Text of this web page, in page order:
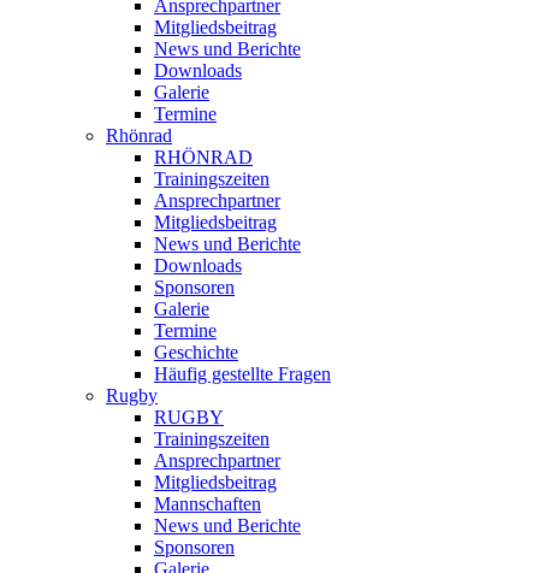
Ansprechpartner
Mitgliedsbeitrag
News und Berichte
Downloads
Galerie
Termine
Rhönrad
RHÖNRAD
Trainingszeiten
Ansprechpartner
Mitgliedsbeitrag
News und Berichte
Downloads
Sponsoren
Galerie
Termine
Geschichte
Häufig gestellte Fragen
Rugby
RUGBY
Trainingszeiten
Ansprechpartner
Mitgliedsbeitrag
Mannschaften
News und Berichte
Sponsoren
Galerie